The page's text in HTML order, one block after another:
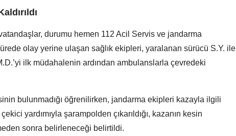
durumu hemen 112 Acil Servis ve jandarma
olay yerine ulaşan sağlık ekipleri, yaralanan sürücü S.Y. ile
ilk müdahalenin ardından ambulanslarla çevredeki
bulunmadığı öğrenilirken, jandarma ekipleri kazayla ilgili
yardımıyla şarampolden çıkarıldığı, kazanın kesin
sonra belirleneceği belirtildi.